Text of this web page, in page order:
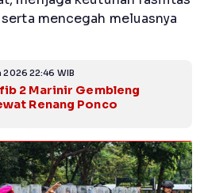
mencegah meluasnya
2026 22:46 WIB
2 Marinir Gembleng
Renang Ponco